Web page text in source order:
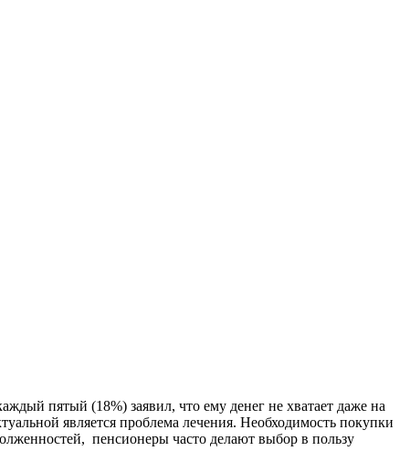
пятый (18%) заявил, что ему денег не хватает даже на
является проблема лечения. Необходимость покупки
пенсионеры часто делают выбор в пользу